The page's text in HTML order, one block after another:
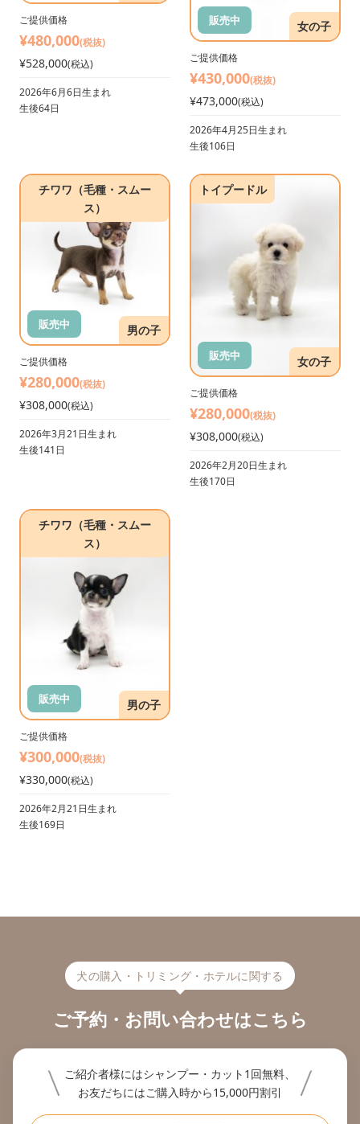
ご提供価格
¥480,000(税抜)
¥528,000(税込)
2026年6月6日生まれ
生後64日
販売中 女の子
ご提供価格
¥430,000(税抜)
¥473,000(税込)
2026年4月25日生まれ
生後106日
チワワ（毛種・スムー
ス）
販売中 男の子
ご提供価格
¥280,000(税抜)
¥308,000(税込)
2026年3月21日生まれ
生後141日
トイプードル
販売中 女の子
ご提供価格
¥280,000(税抜)
¥308,000(税込)
2026年2月20日生まれ
生後170日
チワワ（毛種・スムー
ス）
販売中 男の子
ご提供価格
¥300,000(税抜)
¥330,000(税込)
2026年2月21日生まれ
生後169日
犬の購入・トリミング・ホテルに関する
ご予約・お問い合わせはこちら
ご紹介者様にはシャンプー・カット1回無料、
お友だちにはご購入時から15,000円割引